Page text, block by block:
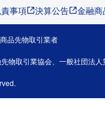
事項 決算公告 金融
品先物取引業者
物取引業協会、一般社団法